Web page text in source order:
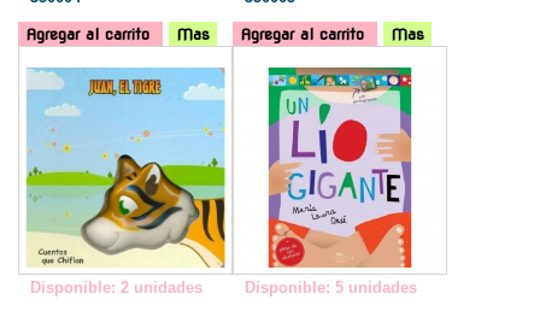
Agregar al carrito Mas Agregar al carrito
Mas
Disponible: 2 unidades Disponible: 5 unidades